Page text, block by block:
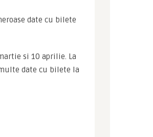
date cu bilete
si 10 aprilie. La
date cu bilete la